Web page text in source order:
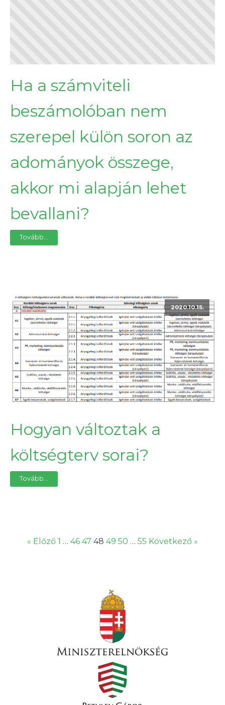
Ha a számviteli
beszámolóban nem
szerepel külön soron az
adományok összege,
akkor mi alapján lehet
bevallani?
Tovább...
2020.10.15.
Hogyan változtak a
költségterv sorai?
Tovább...
« Előző 1 … 46 47 48 49 50 … 55 Következő »